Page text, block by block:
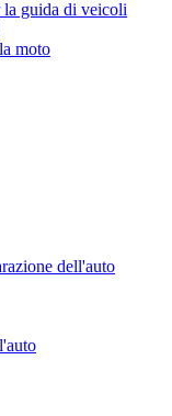
la guida di veicoli
moto
dell'auto